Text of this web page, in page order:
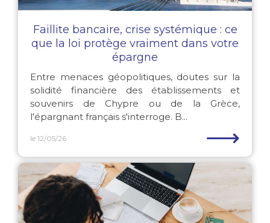
Faillite bancaire, crise systémique : ce
que la loi protège vraiment dans votre
épargne
Entre menaces géopolitiques, doutes sur la
solidité financière des établissements et
souvenirs de Chypre ou de la Grèce,
l'épargnant français s'interroge. B...
le 12/05/26 ⟶